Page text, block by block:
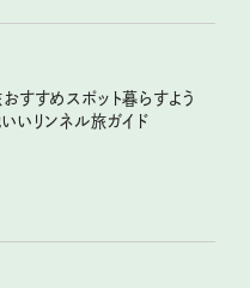
すすめスポット暮らすよう
いリンネル旅ガイド